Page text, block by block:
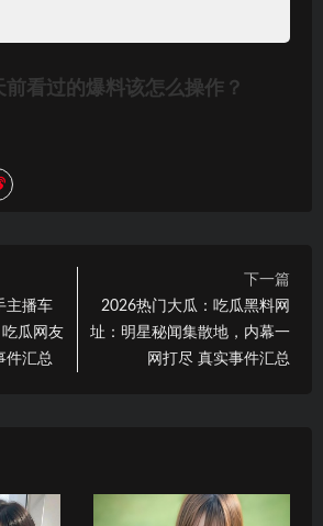
前看过的爆料该怎么操作？
主播车
瓜网友
件汇总
下一篇
2026热门大瓜：吃瓜黑料网
址：明星秘闻集散地，内幕一
网打尽 真实事件汇总